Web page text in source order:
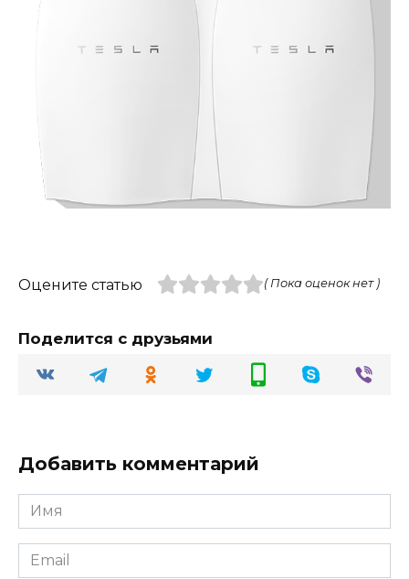
Оцените статью ( Пока оценок нет )
Поделится с друзьями
Добавить комментарий
Имя
Email